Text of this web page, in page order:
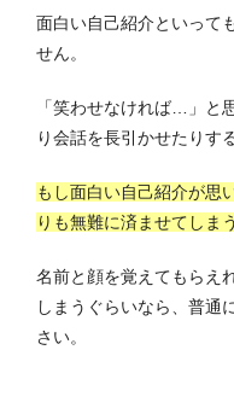
面白い自己紹介といって
せん。
「笑わせなければ…」と
り会話を長引かせたりす
もし面白い自己紹介が思
りも無難に済ませてしま
名前と顔を覚えてもらえ
しまうぐらいなら、普通
さい。